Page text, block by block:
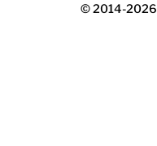
© 2014-2026